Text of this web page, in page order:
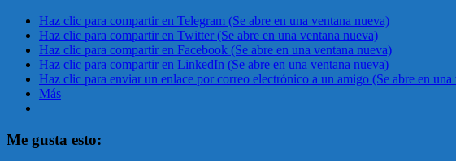
Haz clic para compartir en Telegram (Se abre en una ventana nueva)
Haz clic para compartir en Twitter (Se abre en una ventana nueva)
Haz clic para compartir en Facebook (Se abre en una ventana nueva)
Haz clic para compartir en LinkedIn (Se abre en una ventana nueva)
Haz clic para enviar un enlace por correo electrónico a un amigo (Se abre en una
Más
Me gusta esto: